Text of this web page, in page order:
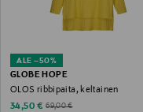
ALE –50%
GLOBE HOPE
OLOS ribbipaita, keltainen
Discounted Price
34,50 € Original Price
69,00 €